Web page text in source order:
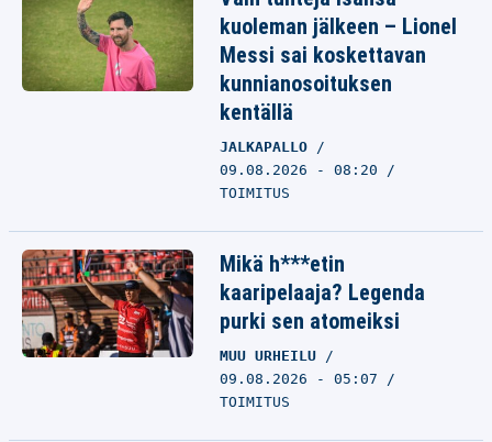
kuoleman jälkeen – Lionel
Messi sai koskettavan
kunnianosoituksen
kentällä
JALKAPALLO
09.08.2026 - 08:20
TOIMITUS
Mikä h***etin
kaaripelaaja? Legenda
purki sen atomeiksi
MUU URHEILU
09.08.2026 - 05:07
TOIMITUS